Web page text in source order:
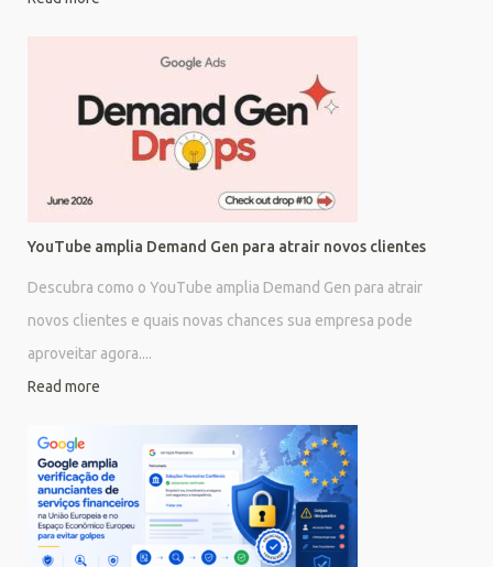
YouTube amplia Demand Gen para atrair novos clientes
Descubra como o YouTube amplia Demand Gen para atrair
novos clientes e quais novas chances sua empresa pode
aproveitar agora....
Read more